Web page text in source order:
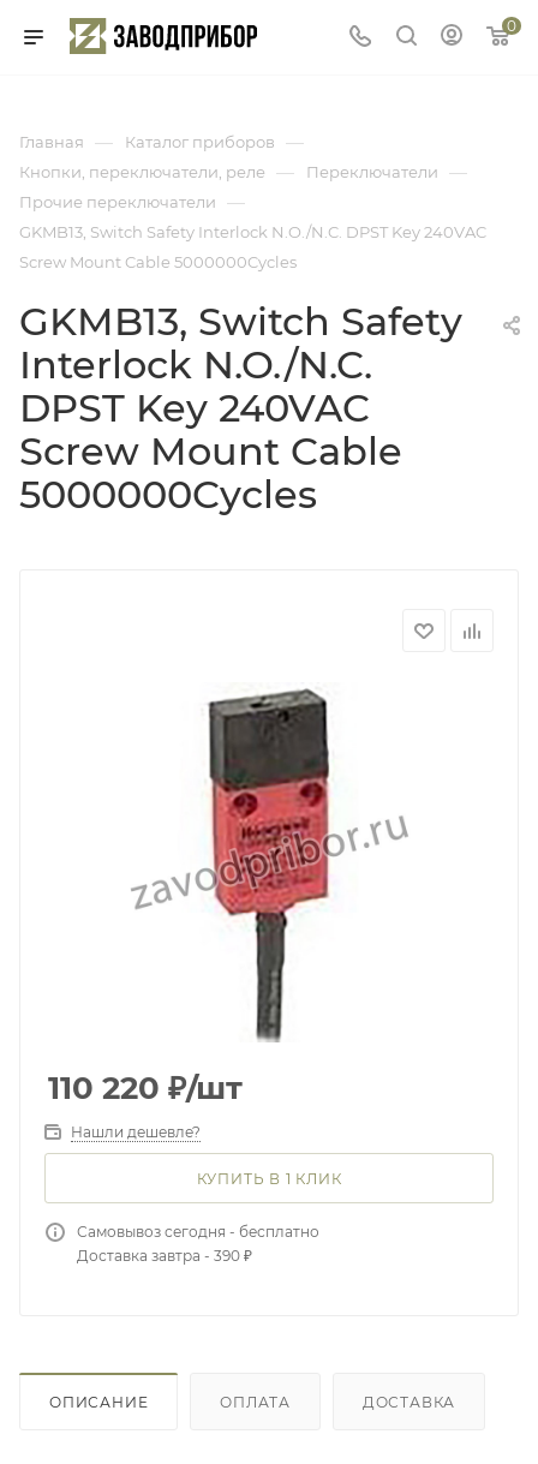
0
Главная — Каталог приборов —
Кнопки, переключатели, реле — Переключатели —
Прочие переключатели —
GKMB13, Switch Safety Interlock N.O./N.C. DPST Key 240VAC
Screw Mount Cable 5000000Cycles
GKMB13, Switch Safety
Interlock N.O./N.C.
DPST Key 240VAC
Screw Mount Cable
5000000Cycles
110 220 ₽/шт
Нашли дешевле?
КУПИТЬ В 1 КЛИК
Самовывоз сегодня - бесплатно
Доставка завтра - 390 ₽
ОПИСАНИЕ ОПЛАТА ДОСТАВКА